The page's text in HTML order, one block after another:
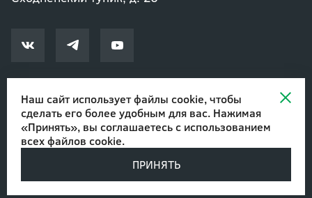
Наш сайт использует файлы cookie, чтобы
сделать его более удобным для вас. Нажимая
«Принять», вы соглашаетесь с использованием
всех файлов cookie.
ПРИНЯТЬ
© 2002-2026 Озеленение и благоустройство. ООО "Нобили"
Авторские права